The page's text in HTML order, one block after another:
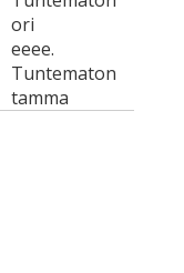
ori
eeee.
Tuntematon
tamma